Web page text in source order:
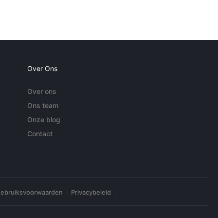
Over Ons
Over ons
Ons team
Onze blog
Contact
Privacybeleid